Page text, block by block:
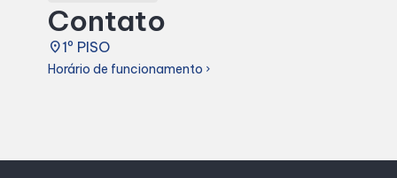
Contato
place1º PISO
Horário de funcionamento chevron_right